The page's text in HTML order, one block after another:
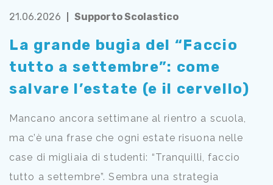
21.06.2026 Supporto Scolastico
La grande bugia del “Faccio
tutto a settembre”: come
salvare l’estate (e il cervello)
Mancano ancora settimane al rientro a scuola,
ma c’è una frase che ogni estate risuona nelle
case di migliaia di studenti: “Tranquilli, faccio
tutto a settembre”. Sembra una strategia